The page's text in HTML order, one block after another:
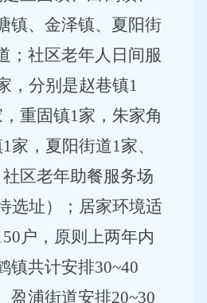
镇、金泽镇、夏阳街
；社区老年人日间服
，分别是赵巷镇1
重固镇1家，朱家角
家，夏阳街道1家、
区老年助餐服务场
选址）；居家环境适
户，原则上两年内
镇共计安排30~40
盈浦街道安排20~30